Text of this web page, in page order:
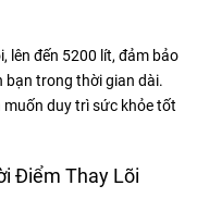
lên đến 5200 lít, đảm bảo
bạn trong thời gian dài.
duy trì sức khỏe tốt
Điểm Thay Lõi